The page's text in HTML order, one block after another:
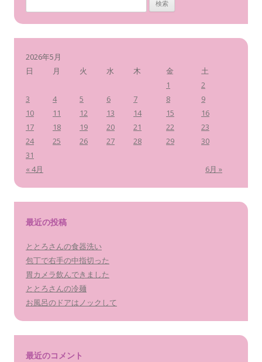
索
2026年5月
日
月 火 水 木 金 土
« 4月 6月 »
1
2
3
4 5 6 7 8
9
10
11 12 13 14 15
16
17
18 19 20 21 22
23
24
25 26 27 28 29
30
31
最近の投稿
ととろさんの食器洗い
包丁で右手の中指切った
胃カメラ飲んできました
ととろさんの冷麺
お風呂のドアはノックして
最近のコメント